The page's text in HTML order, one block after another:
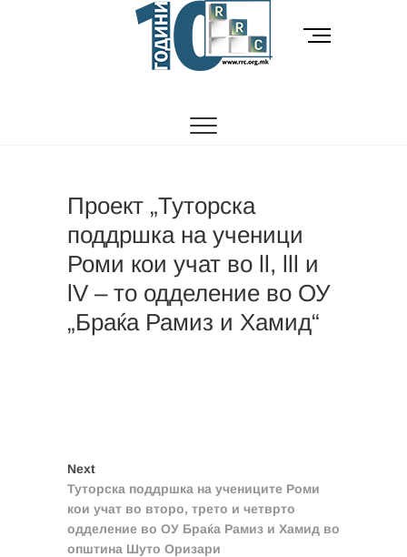
Центар
M
Проект „Туторска
поддршка на ученици
Роми кои учат во ll, lll и
lV – то одделение во ОУ
„Браќа Рамиз и Хамид“
Post
navigation
NextNext
post:
Туторска поддршка на учениците Роми
кои учат во второ, трето и четврто
одделение во ОУ Браќа Рамиз и Хамид во
општина Шуто Оризари